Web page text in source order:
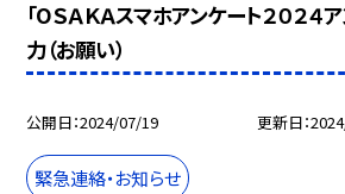
「ОＳＡＫＡスマホアンケート２０２４
力（お願い）
公開日 2024/07/19 更新日
緊急連絡・お知らせ